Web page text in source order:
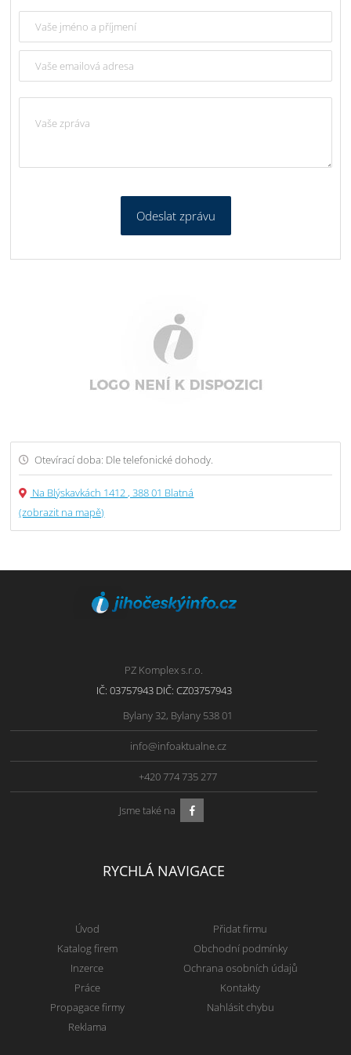
Odeslat zprávu
Otevírací doba: Dle telefonické dohody.
Na Blýskavkách 1412 , 388 01 Blatná
(zobrazit na mapě)
PZ Komplex s.r.o.
IČ: 03757943 DIČ: CZ03757943
Bylany 32, Bylany 538 01
info@infoaktualne.cz
+420 774 735 277
Jsme také na
RYCHLÁ NAVIGACE
Úvod
Katalog firem
Inzerce
Práce
Propagace firmy
Reklama
Přidat firmu
Obchodní podmínky
Ochrana osobních údajů
Kontakty
Nahlásit chybu